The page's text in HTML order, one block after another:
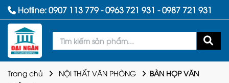
Hotline:0907 113 779-0963 721 931 -0987 721 931
Trang chủ NỘI THẤT VĂN PHÒNG
BÀN HỌP VĂN